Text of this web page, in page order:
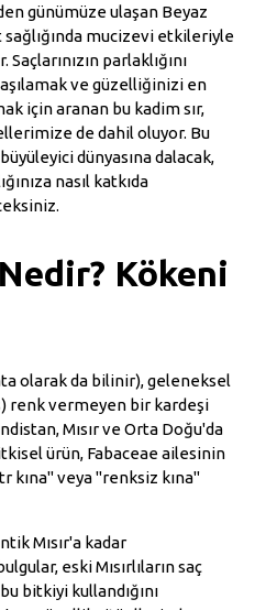
günümüze ulaşan Beyaz
sağlığında mucizevi etkileriyle
parlaklığını
ve güzelliğinizi en
için aranan bu kadim sır,
de dahil oluyor. Bu
dünyasına dalacak,
nasıl katkıda
Kökeni
olarak da bilinir), geleneksel
renk vermeyen bir kardeşi
Mısır ve Orta Doğu'da
ürün, Fabaceae ailesinin
kına" veya "renksiz kına"
Mısır'a kadar
eski Mısırlıların saç
bitkiyi kullandığını